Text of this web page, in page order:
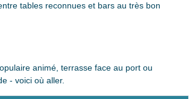
tables reconnues et bars au très bon
animé, terrasse face au port ou
- voici où aller.